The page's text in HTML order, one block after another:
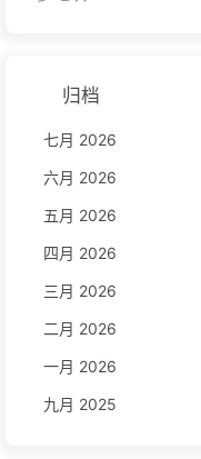
归档
七月 2026
六月 2026
五月 2026
四月 2026
三月 2026
二月 2026
一月 2026
九月 2025